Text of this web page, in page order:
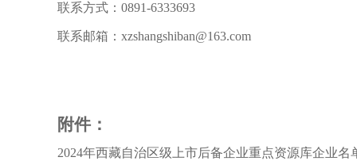
联系方式：0891-6333693
联系邮箱：xzshangshiban@163.com
附件：
2024年西藏自治区级上市后备企业重点资源库企业名